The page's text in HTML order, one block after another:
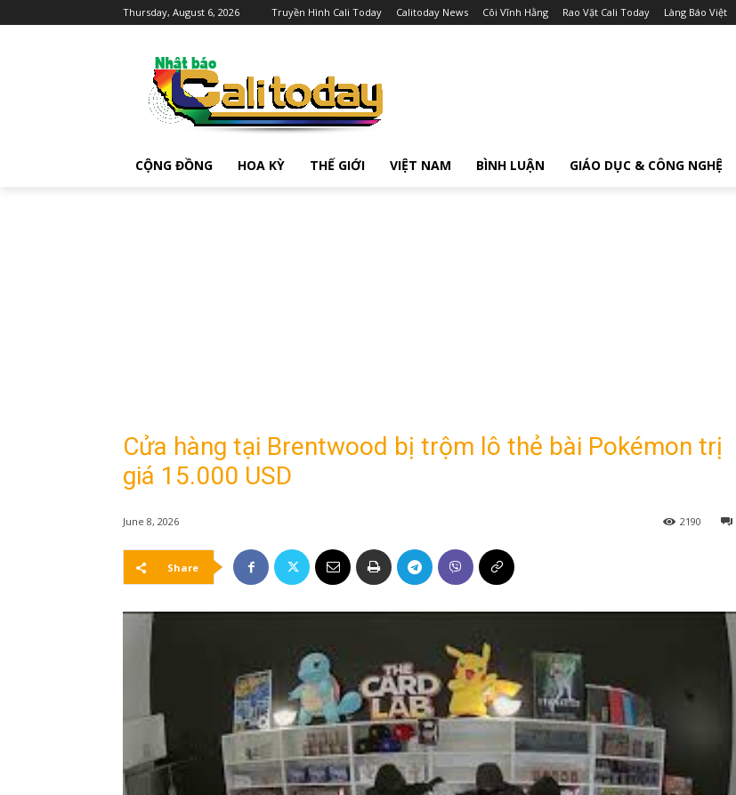
Thursday, August 6, 2026 Truyền Hình Cali Today Calitoday News Cõi Vĩnh Hằng Rao Vặt Cali Today Làng Báo Việt
CỘNG ĐỒNG HOA KỲ THẾ GIỚI VIỆT NAM BÌNH LUẬN GIÁO DỤC & CÔNG NGHỆ
Cửa hàng tại Brentwood bị trộm lô thẻ bài Pokémon trị
giá 15.000 USD
June 8, 2026 2190
Share